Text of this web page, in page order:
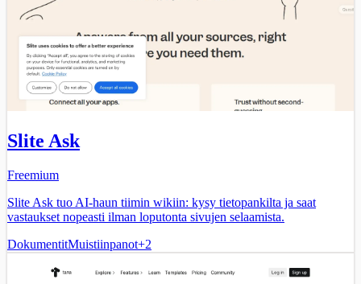
Slite Ask
Freemium
Slite Ask tuo AI-haun tiimin wikiin: kysy tietopankilta ja saat
vastaukset nopeasti ilman loputonta sivujen selaamista.
DokumentitMuistiinpanot+2